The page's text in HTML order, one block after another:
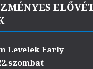
Levelek Early